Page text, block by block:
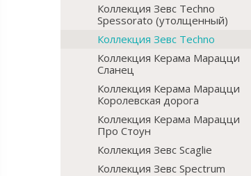
Коллекция Зевс Techno
Spessorato (утолщенный)
Коллекция Зевс Techno
Коллекция Керама Марацци
Сланец
Коллекция Керама Марацци
Королевская дорога
Коллекция Керама Марацци
Про Стоун
Коллекция Зевс Scaglie
Коллекция Зевс Spectrum